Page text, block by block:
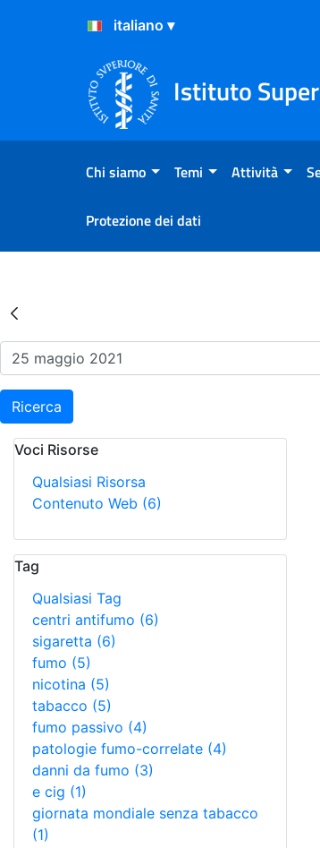
Salta al Contenuto
Salta al Footer
Istituto
Chi siamo Temi Attività
Protezione dei dati
Risultati della Ricerca
Ricerca
Voci Risorse
Qualsiasi Risorsa
Contenuto Web (6)
Tag
Qualsiasi Tag
centri antifumo (6)
sigaretta (6)
fumo (5)
nicotina (5)
tabacco (5)
fumo passivo (4)
patologie fumo-correlate (4)
danni da fumo (3)
e cig (1)
giornata mondiale senza tabacco
(1)